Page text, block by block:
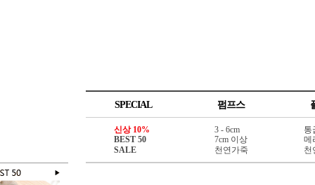
SPECIAL 펌프스
신상 10%
BEST 50
SALE
3 - 6cm
7cm 이상
천연가죽
통
메
천